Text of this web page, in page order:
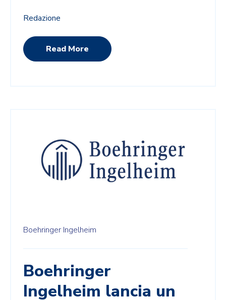
Redazione
Read More
Boehringer Ingelheim
Boehringer
Ingelheim lancia un